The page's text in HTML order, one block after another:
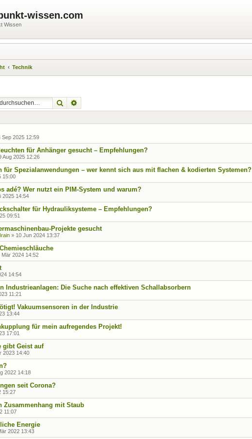
wissen.com
Wissen
Technik
Suche
Sep 2025 12:59
für Anhänger gesucht – Empfehlungen?
Aug 2025 12:26
für Spezialanwendungen – wer kennt sich aus mit flachen & kodierten Systemen?
15:00
adé? Wer nutzt ein PIM-System und warum?
2025 14:54
für Hydrauliksysteme – Empfehlungen?
09:51
Projekte gesucht
» 10 Jun 2024 13:37
Mär 2024 14:52
14:54
Industrieanlagen: Die Suche nach effektiven Schallabsorbern
11:21
Vakuumsensoren in der Industrie
13:44
für mein aufregendes Projekt!
17:01
gibt Geist auf
2023 14:40
2022 14:18
seit Corona?
15:27
Zusammenhang mit Staub
11:07
Energie
2022 13:43